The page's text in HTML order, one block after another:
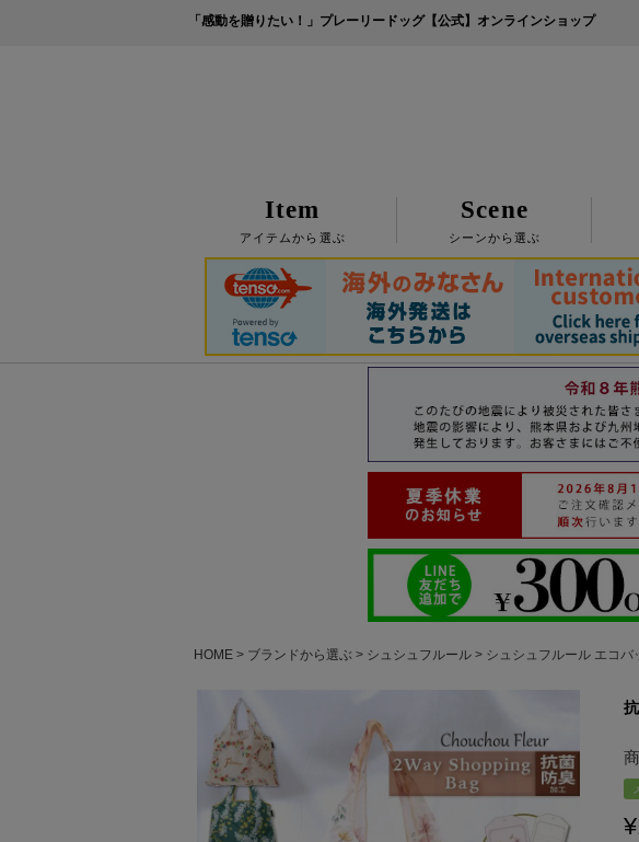
「感動を贈りたい！」プレーリードッグ【公式】オンラインショップ
Item
アイテムから選ぶ
Scene
シーンから選ぶ
検索
HOME ブランドから選ぶ シュシュフルール シュシュフルール エコバ
¥